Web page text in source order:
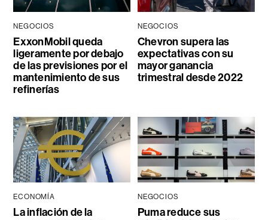
NEGOCIOS
ExxonMobil queda
ligeramente por debajo
de las previsiones por el
mantenimiento de sus
refinerías
NEGOCIOS
Chevron supera las
expectativas con su
mayor ganancia
trimestral desde 2022
ECONOMÍA
La inflación de la
NEGOCIOS
Puma reduce sus